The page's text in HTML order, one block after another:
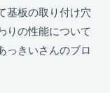
基板の取り付け穴
りの性能について
っきいさんのブロ